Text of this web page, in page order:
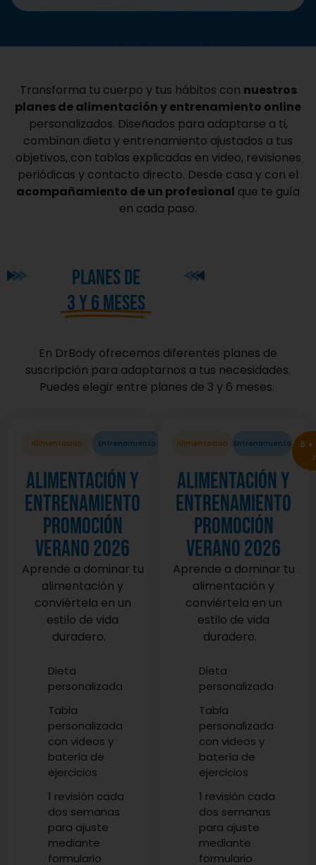
Transforma tu cuerpo y tus hábitos con nuestros
planes de alimentación y entrenamiento online
personalizados. Diseñados para adaptarse a ti,
combinan dieta y entrenamiento ajustados a tus
objetivos, con tablas explicadas en video, revisiones
periódicas y contacto directo. Desde casa y con el
acompañamiento de un profesional que te guía
en cada paso.
planes de
3 y 6 meses
En DrBody ofrecemos diferentes planes de
suscripción para adaptarnos a tus necesidades.
Puedes elegir entre planes de 3 y 6 meses.
Alimentación Entrenamiento
3 + 1 mes de
Alimentación y
entrenamiento
promoción
verano 2026
Aprende a dominar tu
alimentación y
conviértela en un
estilo de vida
duradero.
Dieta
personalizada
Tabla
personalizada
con videos y
batería de
ejercicios
1 revisión cada
dos semanas
para ajuste
mediante
formulario
Alimentación Entrenamiento
6 +
Alimentación y
entrenamiento
promoción
verano 2026
Aprende a dominar tu
alimentación y
conviértela en un
estilo de vida
duradero.
Dieta
personalizada
Tabla
personalizada
con videos y
batería de
ejercicios
1 revisión cada
dos semanas
para ajuste
mediante
formulario